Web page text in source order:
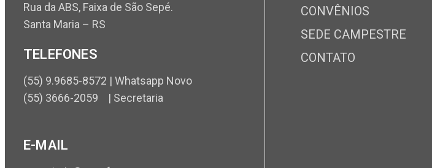
Rua da ABS, Faixa de São Sepé.
Santa Maria – RS
TELEFONES
(55) 9.9685-8572 | Whatsapp Novo
(55) 3666-2059 | Secretaria
E-MAIL
CONVÊNIOS
SEDE CAMPESTRE
CONTATO